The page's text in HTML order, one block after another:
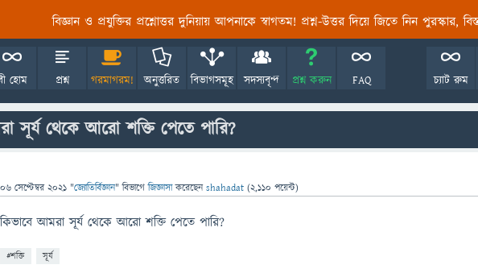
বিজ্ঞান ও প্রযুক্তির প্রশ্নোত্তর দুনিয়ায় আপনাকে স্বাগতম! প্রশ্ন-উত্তর দিয়ে জিতে নিন পুরস্কার,
হোম প্রশ্ন গরমাগরম! অনুত্তরিত বিভাগসমূহ সদস্যবৃন্দ প্রশ্ন করুন FAQ চ্যাট রুম
সূর্য থেকে আরো শক্তি পেতে পারি?
06 সেপ্টেম্বর 2021 "জ্যোতির্বিজ্ঞান" বিভাগে জিজ্ঞাসাকরেছেনshahadat (2,110 পয়েন্ট)
কিভাবে আমরা সূর্য থেকে আরো শক্তি পেতে পারি?
#শক্তি সূর্য